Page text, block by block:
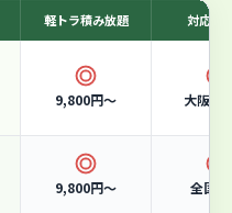
軽トラ積み放題 対応エ
9,800円〜 大阪市
9,800円〜 全国